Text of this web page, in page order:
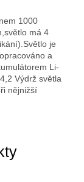
1000
má 4
je
a
Li-
Výdrž světla
nějnižší